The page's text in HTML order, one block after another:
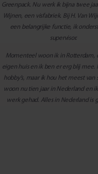
Greenpack. Nu werk ik bijna twee
Wijnen, een visfabriek. Bij H. Van
een belangrijke functie, ik
supervisor.
Momenteel woon ik in Rotterdam,
eigen huis en ik ben er erg blij mee.
hobby’s, maar ik hou het meest van
woon nu tien jaar in Nederland en
werk gehad. Alles in Nederland is